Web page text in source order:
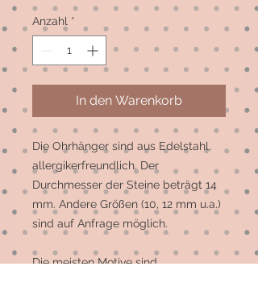
Anzahl *
In den Warenkorb
Die Ohrhänger sind aus Edelstahl,
allergikerfreundlich. Der
Durchmesser der Steine beträgt 14
mm. Andere Größen (10, 12 mm u.a.)
sind auf Anfrage möglich.
Die meisten Motive sind